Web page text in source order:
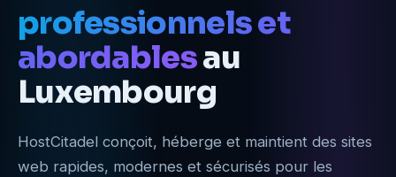
professionnels et
abordablesau
Luxembourg
HostCitadel conçoit, héberge et maintient des sites
web rapides, modernes et sécurisés pour les